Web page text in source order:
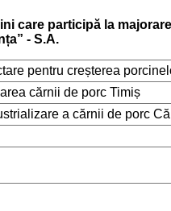
care participă la
- S.A.
pentru creșterea
cărnii de porc Timiș
a cărnii de porc